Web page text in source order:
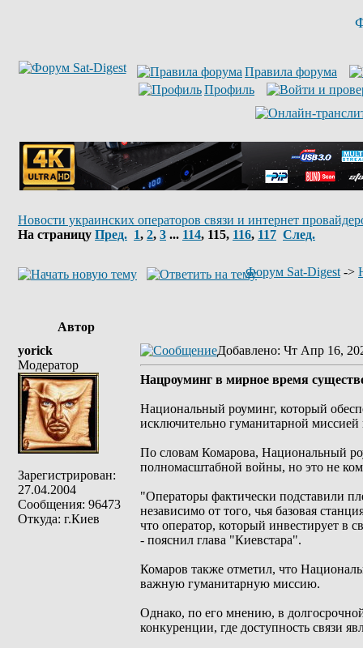
Правила форума
Профиль
Новости украинских операторов связи и интернет
На страницу Пред. 1, 2, 3 ... 114, 115, 116, 117 След.
Форум Sat-Digest ->
Автор
yorick
Модератор
Зарегистрирован:
27.04.2004
Сообщения: 96473
Откуда: г.Киев
Добавлено: Чт Апр 16,
Нацроуминг в мирное время
Национальный роуминг, который
исключительно гуманитарной
По словам Комарова, Национальный
полномасштабной войны, но это не
"Операторы фактически подставили
независимо от того, чья базовая
что оператор, который инвестирует в
- пояснил глава "Киевстара".
Комаров также отметил, что
важную гуманитарную миссию.
Однако, по его мнению, в
конкуренции, где доступность связи